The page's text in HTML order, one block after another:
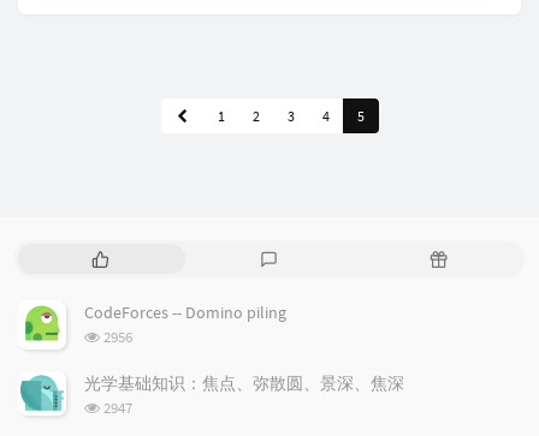
1 2 3 4 5
P
p
u
a
r
e
t
R
CodeForces -- Domino piling
浏
次
数:
2956
光学基础知识：焦点、弥散圆、景深、焦深
浏
2947